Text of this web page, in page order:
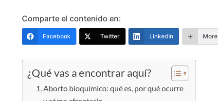
Comparte el contenido en:
Facebook Twitter LinkedIn More
¿Qué vas a encontrar aquí?
Aborto bioquímico: qué es, por qué ocurre